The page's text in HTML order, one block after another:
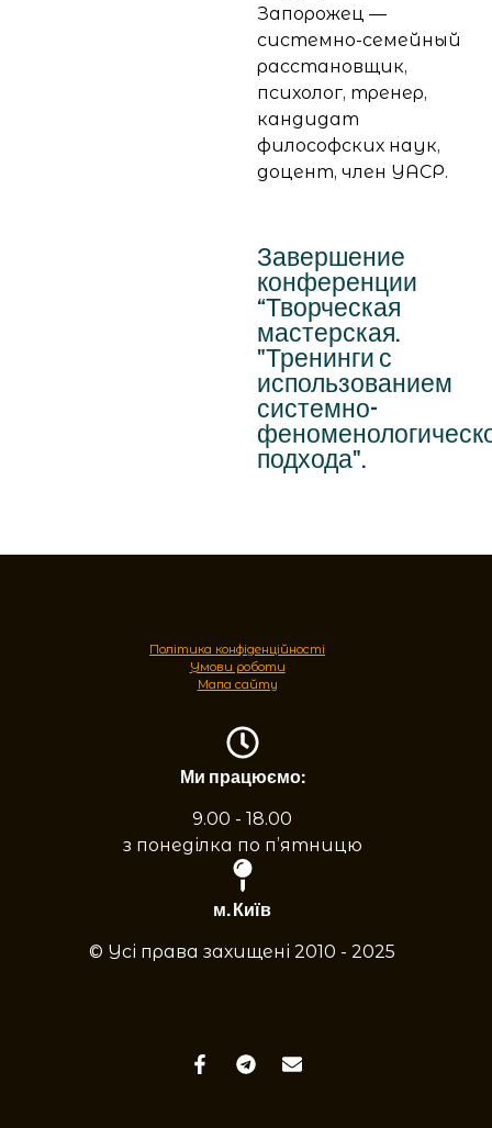
Запорожец —
системно-семейный
расстановщик,
психолог, тренер,
кандидат
философских наук,
доцент, член УАСР.
Завершение
конференции
“Творческая
мастерская.
"Тренинги с
использованием
системно-
подхода".
Політика конфіденційності
Умови роботи
Мапа сайту
Ми працюємо:
9.00 - 18.00
з понеділка по п’ятницю
м. Київ
© Усі права захищені 2010 - 2025